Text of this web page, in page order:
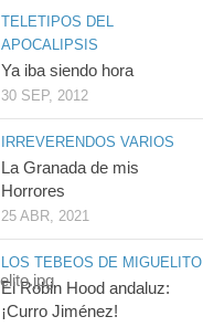
TELETIPOS DEL
APOCALIPSIS
Ya iba siendo hora
30 SEP, 2012
IRREVERENDOS VARIOS
La Granada de mis
Horrores
25 ABR, 2021
LOS TEBEOS DE MIGUELITO
El Robin Hood andaluz:
¡Curro Jiménez!